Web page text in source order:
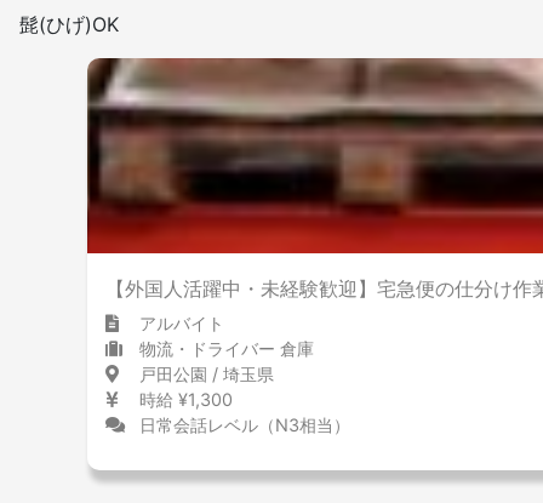
髭(ひげ)OK
【外国人活躍中・未経験歓迎】宅急便の仕分け作
アルバイト
物流・ドライバー 倉庫
戸田公園 / 埼玉県
時給 ¥1,300
日常会話レベル（N3相当）